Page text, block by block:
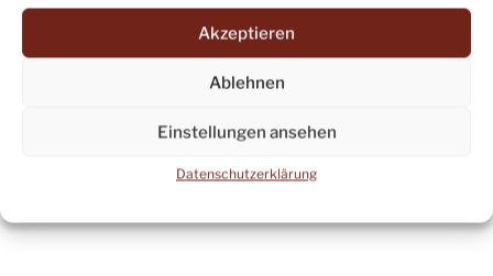
Akzeptieren
Ablehnen
Einstellungen ansehen
Datenschutzerklärung